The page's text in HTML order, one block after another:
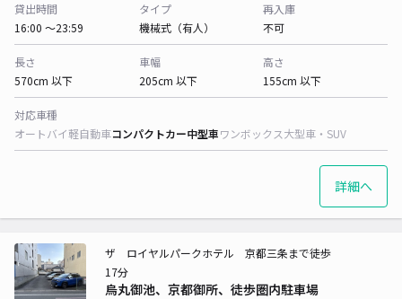
貸出時間
16:00 〜23:59
タイプ
機械式（有人）
再入庫
不可
長さ
570cm 以下
車幅
205cm 以下
高さ
155cm 以下
対応車種
オートバイ軽自動車コンパクトカー中型車ワンボックス大型車・SUV
詳細へ
烏丸御池、京都御所、徒歩圏内駐車場
ザ ロイヤルパークホテル 京都三条まで徒歩
17分